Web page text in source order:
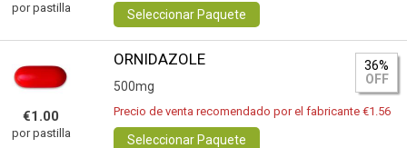
por pastilla Seleccionar Paquete
€1.00
por pastilla
ORNIDAZOLE
500mg
36%
OFF
Precio de venta recomendado por el fabricante €1.56
Seleccionar Paquete